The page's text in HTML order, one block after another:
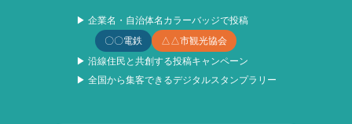
▶ 企業名・自治体名カラーバッジで投稿
〇〇電鉄
△△市観光協会
▶ 沿線住民と共創する投稿キャンペーン
▶ 全国から集客できるデジタルスタンプラリー